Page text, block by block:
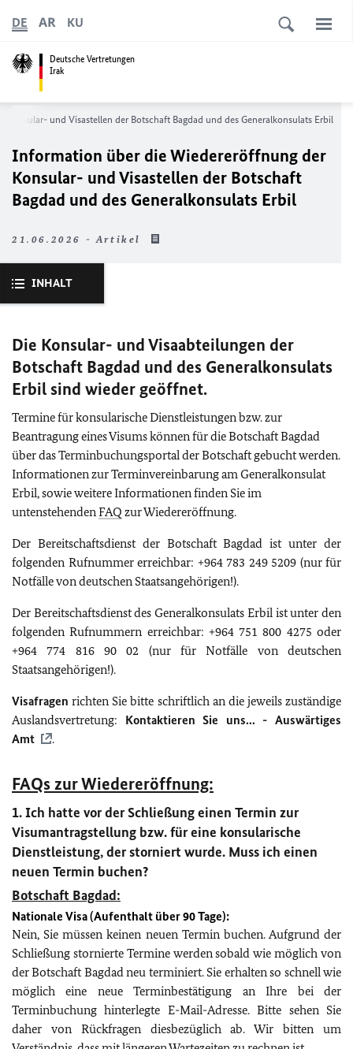
Deutsche Vertretungen
Irak
DE AR KU
und Visastellen der Botschaft Bagdad und des Generalkonsulats Erbil
Information über die Wiedereröffnung der
Konsular- und Visastellen der Botschaft
Bagdad und des Generalkonsulats Erbil
21.06.2026 - Artikel
INHALT
Die Konsular- und Visaabteilungen der
Botschaft Bagdad und des Generalkonsulats
Erbil sind wieder geöffnet.
Termine für konsularische Dienstleistungen bzw. zur
Beantragung eines Visums können für die Botschaft Bagdad
über das Terminbuchungsportal der Botschaft gebucht werden.
Informationen zur Terminvereinbarung am Generalkonsulat
Erbil, sowie weitere Informationen finden Sie im
untenstehendenFAQ zur Wiedereröffnung.
Der Bereitschaftsdienst der Botschaft Bagdad ist unter der
folgenden Rufnummer erreichbar: +964 783 249 5209 (nur für
Notfälle von deutschen Staatsangehörigen!).
Der Bereitschaftsdienst des Generalkonsulats Erbil ist unter den
folgenden Rufnummern erreichbar: +964 751 800 4275 oder
+964 774 816 90 02 (nur für Notfälle von deutschen
Staatsangehörigen!).
Visafragen richten Sie bitte schriftlich an die jeweils zuständige
Auslandsvertretung: Kontaktieren Sie uns... - Auswärtiges
Amt
.
FAQs zur Wiedereröffnung:
1. Ich hatte vor der Schließung einen Termin zur
Visumantragstellung bzw. für eine konsularische
Dienstleistung, der storniert wurde. Muss ich einen
neuen Termin buchen?
Botschaft Bagdad:
Nationale Visa (Aufenthalt über 90 Tage):
Nein, Sie müssen keinen neuen Termin buchen. Aufgrund der
Schließung stornierte Termine werden sobald wie möglich von
der Botschaft Bagdad neu terminiert. Sie erhalten so schnell wie
möglich eine neue Terminbestätigung an Ihre bei der
Terminbuchung hinterlegte E-Mail-Adresse. Bitte sehen Sie
daher von Rückfragen diesbezüglich ab. Wir bitten um